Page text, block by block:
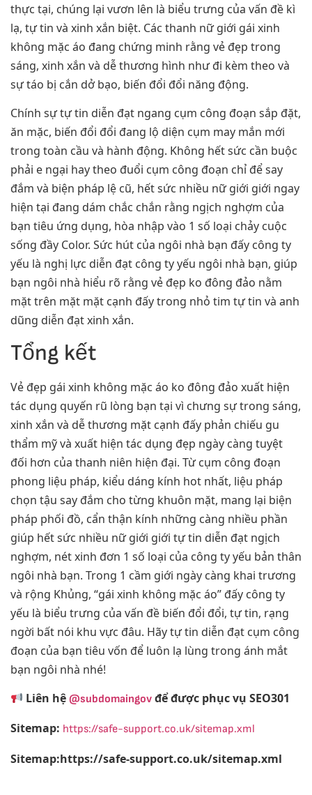
thực tại, chúng lại vươn lên là biểu trưng của vấn đề kì
lạ, tự tin và xinh xắn biệt. Các thanh nữ giới gái xinh
không mặc áo đang chứng minh rằng vẻ đẹp trong
sáng, xinh xắn và dễ thương hình như đi kèm theo và
sự táo bị cắn dở bạo, biến đổi đổi năng động.
Chính sự tự tin diễn đạt ngang cụm công đoạn sắp đặt,
ăn mặc, biến đổi đổi đang lộ diện cụm may mắn mới
trong toàn cầu và hành động. Không hết sức cần buộc
phải e ngại hay theo đuổi cụm công đoạn chỉ để say
đắm và biện pháp lệ cũ, hết sức nhiều nữ giới giới ngay
hiện tại đang dám chắc chắn rằng ngịch nghợm của
bạn tiêu ứng dụng, hòa nhập vào 1 số loại chảy cuộc
sống đầy Color. Sức hút của ngôi nhà bạn đấy công ty
yếu là nghị lực diễn đạt công ty yếu ngôi nhà bạn, giúp
bạn ngôi nhà hiểu rõ rằng vẻ đẹp ko đông đảo nằm
mặt trên mặt mặt cạnh đấy trong nhỏ tim tự tin và anh
dũng diễn đạt xinh xắn.
Tổng kết
Vẻ đẹp gái xinh không mặc áo ko đông đảo xuất hiện
tác dụng quyến rũ lòng bạn tại vì chưng sự trong sáng,
xinh xắn và dễ thương mặt cạnh đấy phản chiếu gu
thẩm mỹ và xuất hiện tác dụng đẹp ngày càng tuyệt
đối hơn của thanh niên hiện đại. Từ cụm công đoạn
phong liệu pháp, kiểu dáng kính hot nhất, liệu pháp
chọn tậu say đắm cho từng khuôn mặt, mang lại biện
pháp phối đồ, cẩn thận kính những càng nhiều phần
giúp hết sức nhiều nữ giới giới tự tin diễn đạt ngịch
nghợm, nét xinh đơn 1 số loại của công ty yếu bản thân
ngôi nhà bạn. Trong 1 cầm giới ngày càng khai trương
và rộng Khủng, “gái xinh không mặc áo” đấy công ty
yếu là biểu trưng của vấn đề biến đổi đổi, tự tin, rạng
ngời bất nói khu vực đâu. Hãy tự tin diễn đạt cụm công
đoạn của bạn tiêu vốn để luôn lạ lùng trong ánh mắt
bạn ngôi nhà nhé!
Liên hệ@subdomaingov để được phục vụ SEO301
Sitemap: https://safe-support.co.uk/sitemap.xml
Sitemap:https://safe-support.co.uk/sitemap.xml